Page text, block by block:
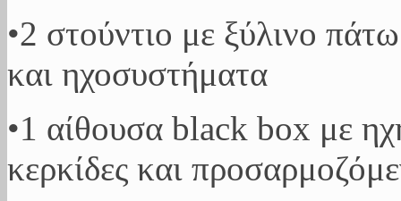
•2 στούντιο με ξύλινο
και ηχοσυστήματα
•1 αίθουσα black box με
κερκίδες και